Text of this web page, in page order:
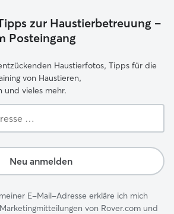
zur Haustierbetreuung –
Posteingang
Haustierfotos, Tipps für die
von Haustieren,
und vieles mehr.
Neu anmelden
E-Mail-Adresse erkläre ich mich
von Rover.com und